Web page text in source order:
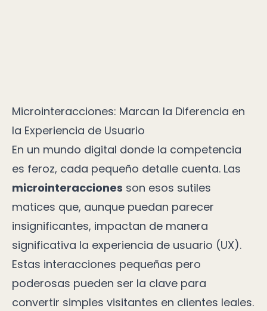
Microinteracciones: Marcan la Diferencia en
la Experiencia de Usuario
En un mundo digital donde la competencia
es feroz, cada pequeño detalle cuenta. Las
microinteracciones son esos sutiles
matices que, aunque puedan parecer
insignificantes, impactan de manera
significativa la experiencia de usuario (UX).
Estas interacciones pequeñas pero
poderosas pueden ser la clave para
convertir simples visitantes en clientes leales.